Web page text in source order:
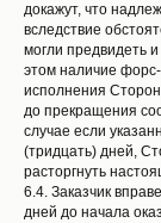
докажут, что
вследствие
могли предвидеть
этом наличие
исполнения
до прекращения
случае если
(тридцать) дней,
расторгнуть
6.4. Заказчик
дней до начала